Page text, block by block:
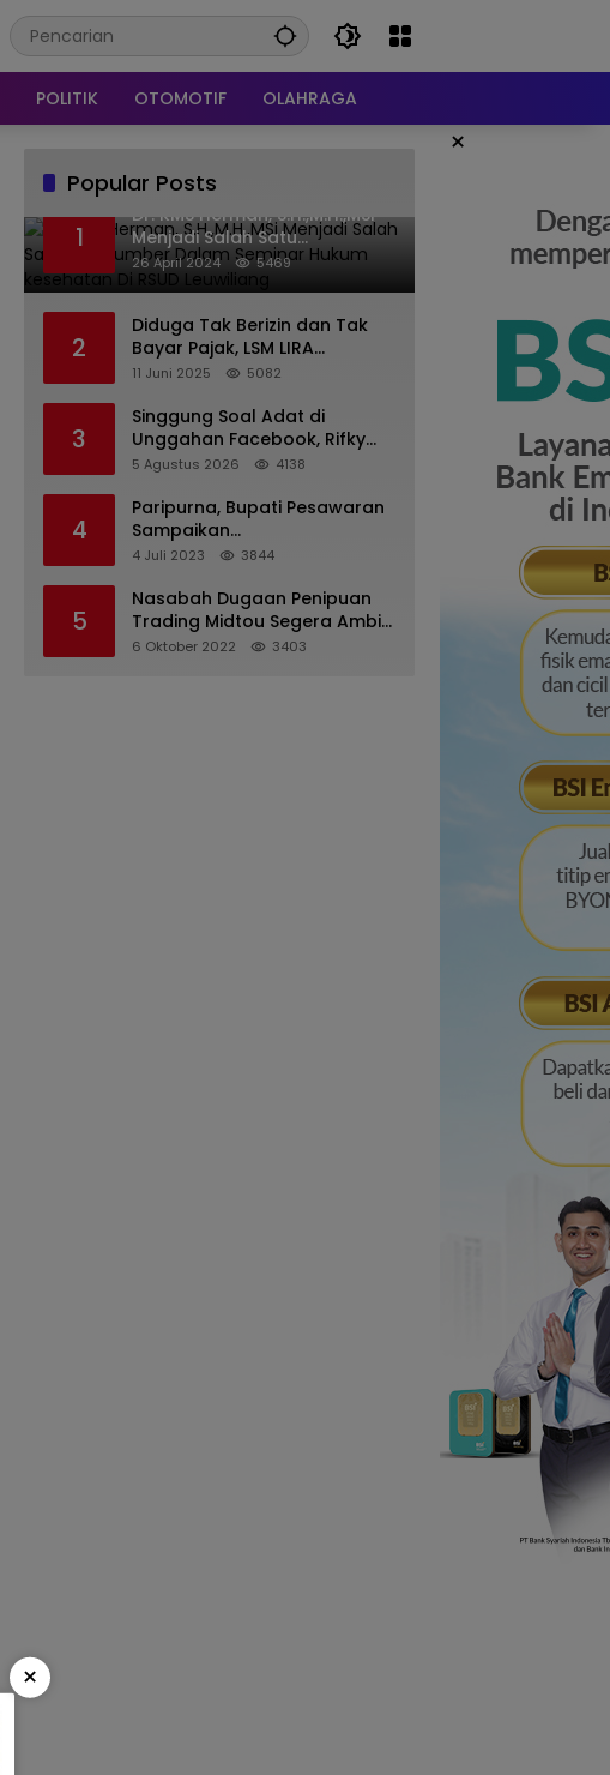
POLITIK OTOMOTIF OLAHRAGA
×
Popular Posts
1
Dr. KMS Herman, S.H.,M.H.,MSi
Menjadi Salah Satu
Narasumber Dalam Seminar
Hukum kesehatan Di RSUD
26 April 2024 5469
2
Diduga Tak Berizin dan Tak
Bayar Pajak, LSM LIRA
Laporkan Santerra de
Batu
11 Juni 2025 5082
3
Singgung Soal Adat di
Unggahan Facebook, Rifky
Desriana Minta Maaf ke PDA
5 Agustus 2026 4138
4
Paripurna, Bupati Pesawaran
Sampaikan
Pertanggungjawaban
4 Juli 2023 3844
5
Nasabah Dugaan Penipuan
Trading Midtou Segera Ambil
Langkah Hukum
6 Oktober 2022 3403
×